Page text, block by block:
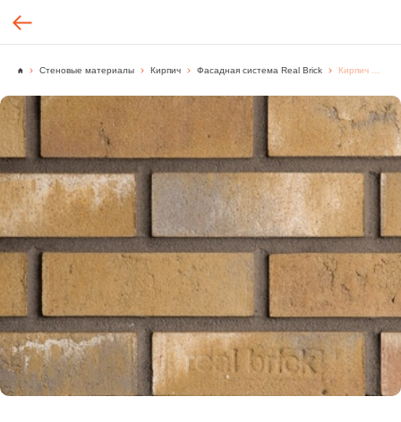
Стеновые материалы Кирпич Фасадная система Real Brick